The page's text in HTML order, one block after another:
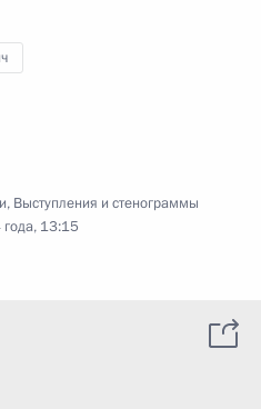
, Выступления и стенограммы
13:15